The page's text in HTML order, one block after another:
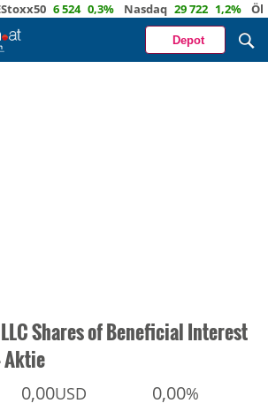
6 524 0,3% Nasdaq 29 722 1,2% Öl 82,1
Depot
Shares of Beneficial Interest
Aktie
0,00USD 0,00%